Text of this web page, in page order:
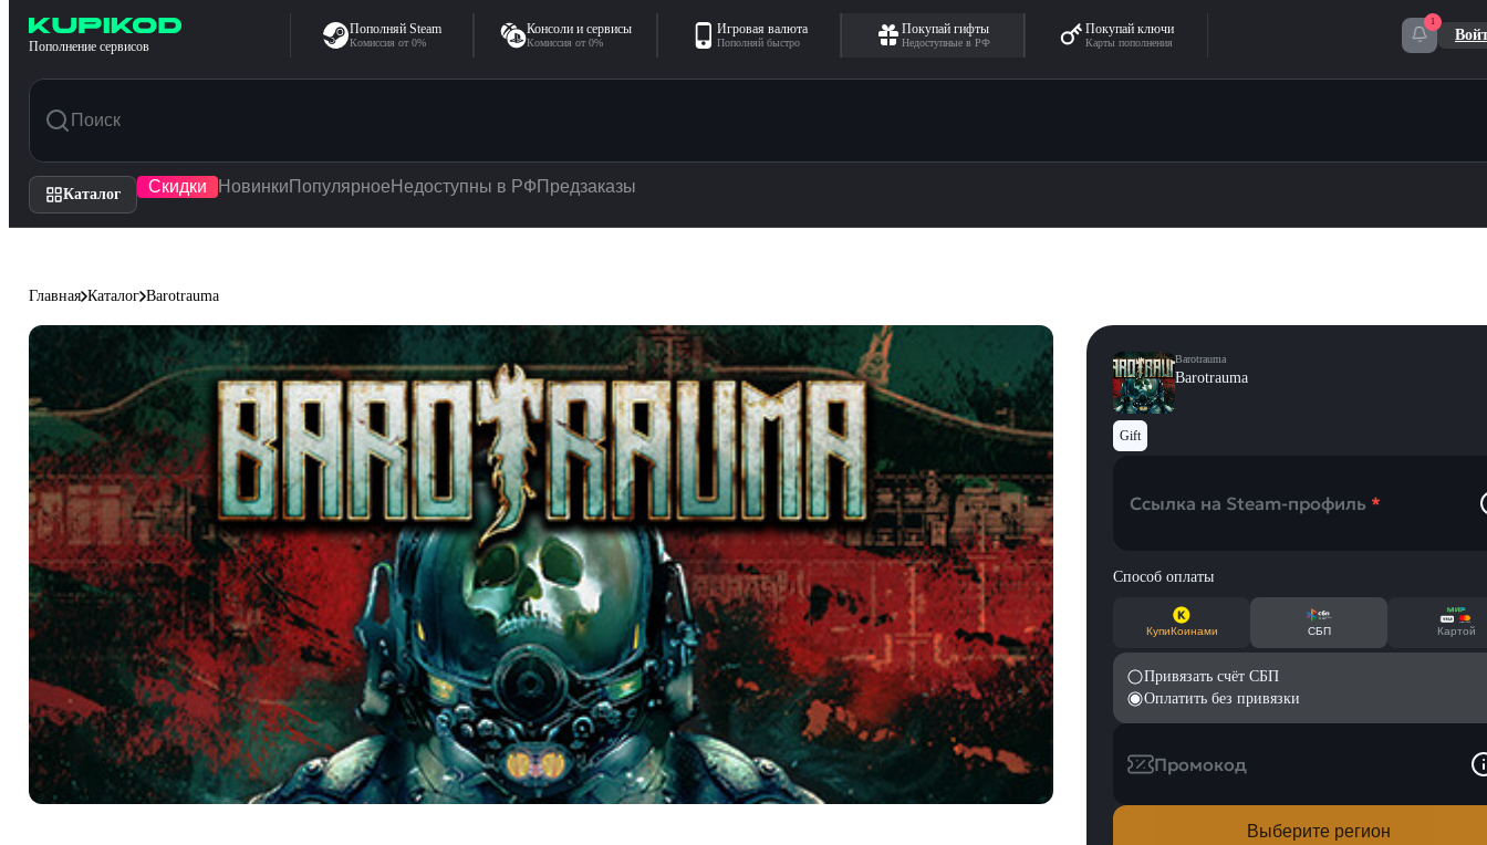
Перейти к содержимому
Пополнение сервисов
Пополняй Steam
Комиссия от 0%
Консоли и сервисы
Комиссия от 0%
Игровая валюта
Пополняй быстро
Покупай гифты
Недоступные в РФ
Покупай ключи
Карты пополнения
1
Каталог Скидки Новинки Популярное Недоступны в РФ Предзаказы
Главная Каталог Barotrauma
Barotrauma
Barotrauma
Gift
Ссылка на Steam-профиль *
Способ оплаты
КупиКоинами СБП Картой
Привязать счёт СБП
Оплатить без привязки
Промокод
Выберите регион